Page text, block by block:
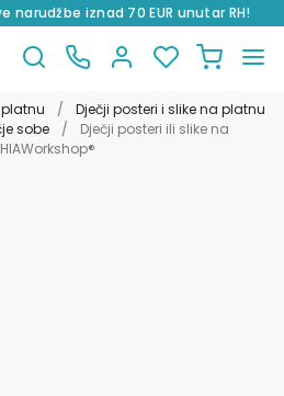
iznad 70 EUR unutar RH!
platnu /
Dječji posteri i slike na platnu
sobe /
Dječji posteri ili slike na